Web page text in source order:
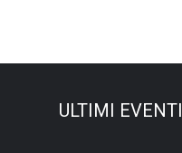
ULTIMI EVENTI